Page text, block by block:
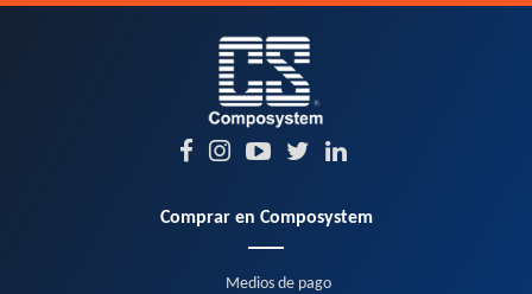
Comprar en Composystem
Medios de pago